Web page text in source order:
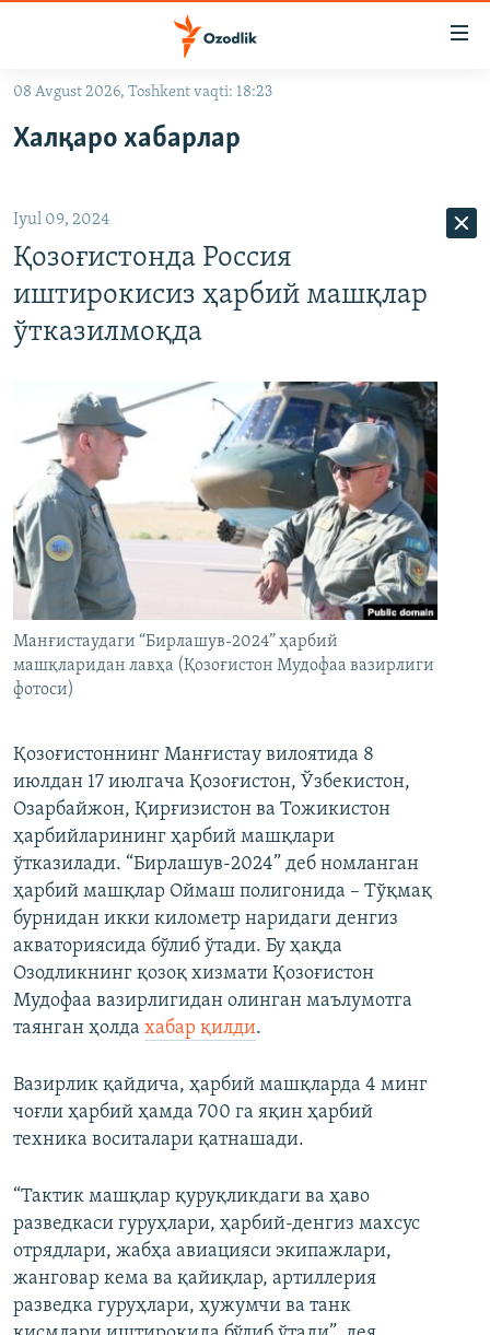
Асосий
навигацияга
Қидиришга
ўтинг
OZODVIDEO
На русском
ИЖТИМОИЙ ТАРМОҚЛАР
Озодлик бошқа тилларда
08 Avgust 2026, Toshkent vaqti: 18:23
Халқаро хабарлар
Iyul 09, 2024
Қозоғистонда Россия
иштирокисиз ҳарбий машқлар
ўтказилмоқда
Манғистаудаги “Бирлашув-2024” ҳарбий
машқларидан лавҳа (Қозоғистон Мудофаа вазирлиги
фотоси)
Қозоғистоннинг Манғистау вилоятида 8
июлдан 17 июлгача Қозоғистон, Ўзбекистон,
Озарбайжон, Қирғизистон ва Тожикистон
ҳарбийларининг ҳарбий машқлари
ўтказилади. “Бирлашув-2024” деб номланган
ҳарбий машқлар Оймаш полигонида – Тўқмақ
бурнидан икки километр наридаги денгиз
акваториясида бўлиб ўтади. Бу ҳақда
Озодликнинг қозоқ хизмати Қозоғистон
Мудофаа вазирлигидан олинган маълумотга
таянган ҳолда хабар қилди.
Вазирлик қайдича, ҳарбий машқларда 4 минг
чоғли ҳарбий ҳамда 700 га яқин ҳарбий
техника воситалари қатнашади.
“Тактик машқлар қуруқликдаги ва ҳаво
разведкаси гуруҳлари, ҳарбий-денгиз махсус
отрядлари, жабҳа авиацияси экипажлари,
жанговар кема ва қайиқлар, артиллерия
разведка гуруҳлари, ҳужумчи ва танк